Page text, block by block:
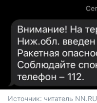
Источник: читатель NN.RU